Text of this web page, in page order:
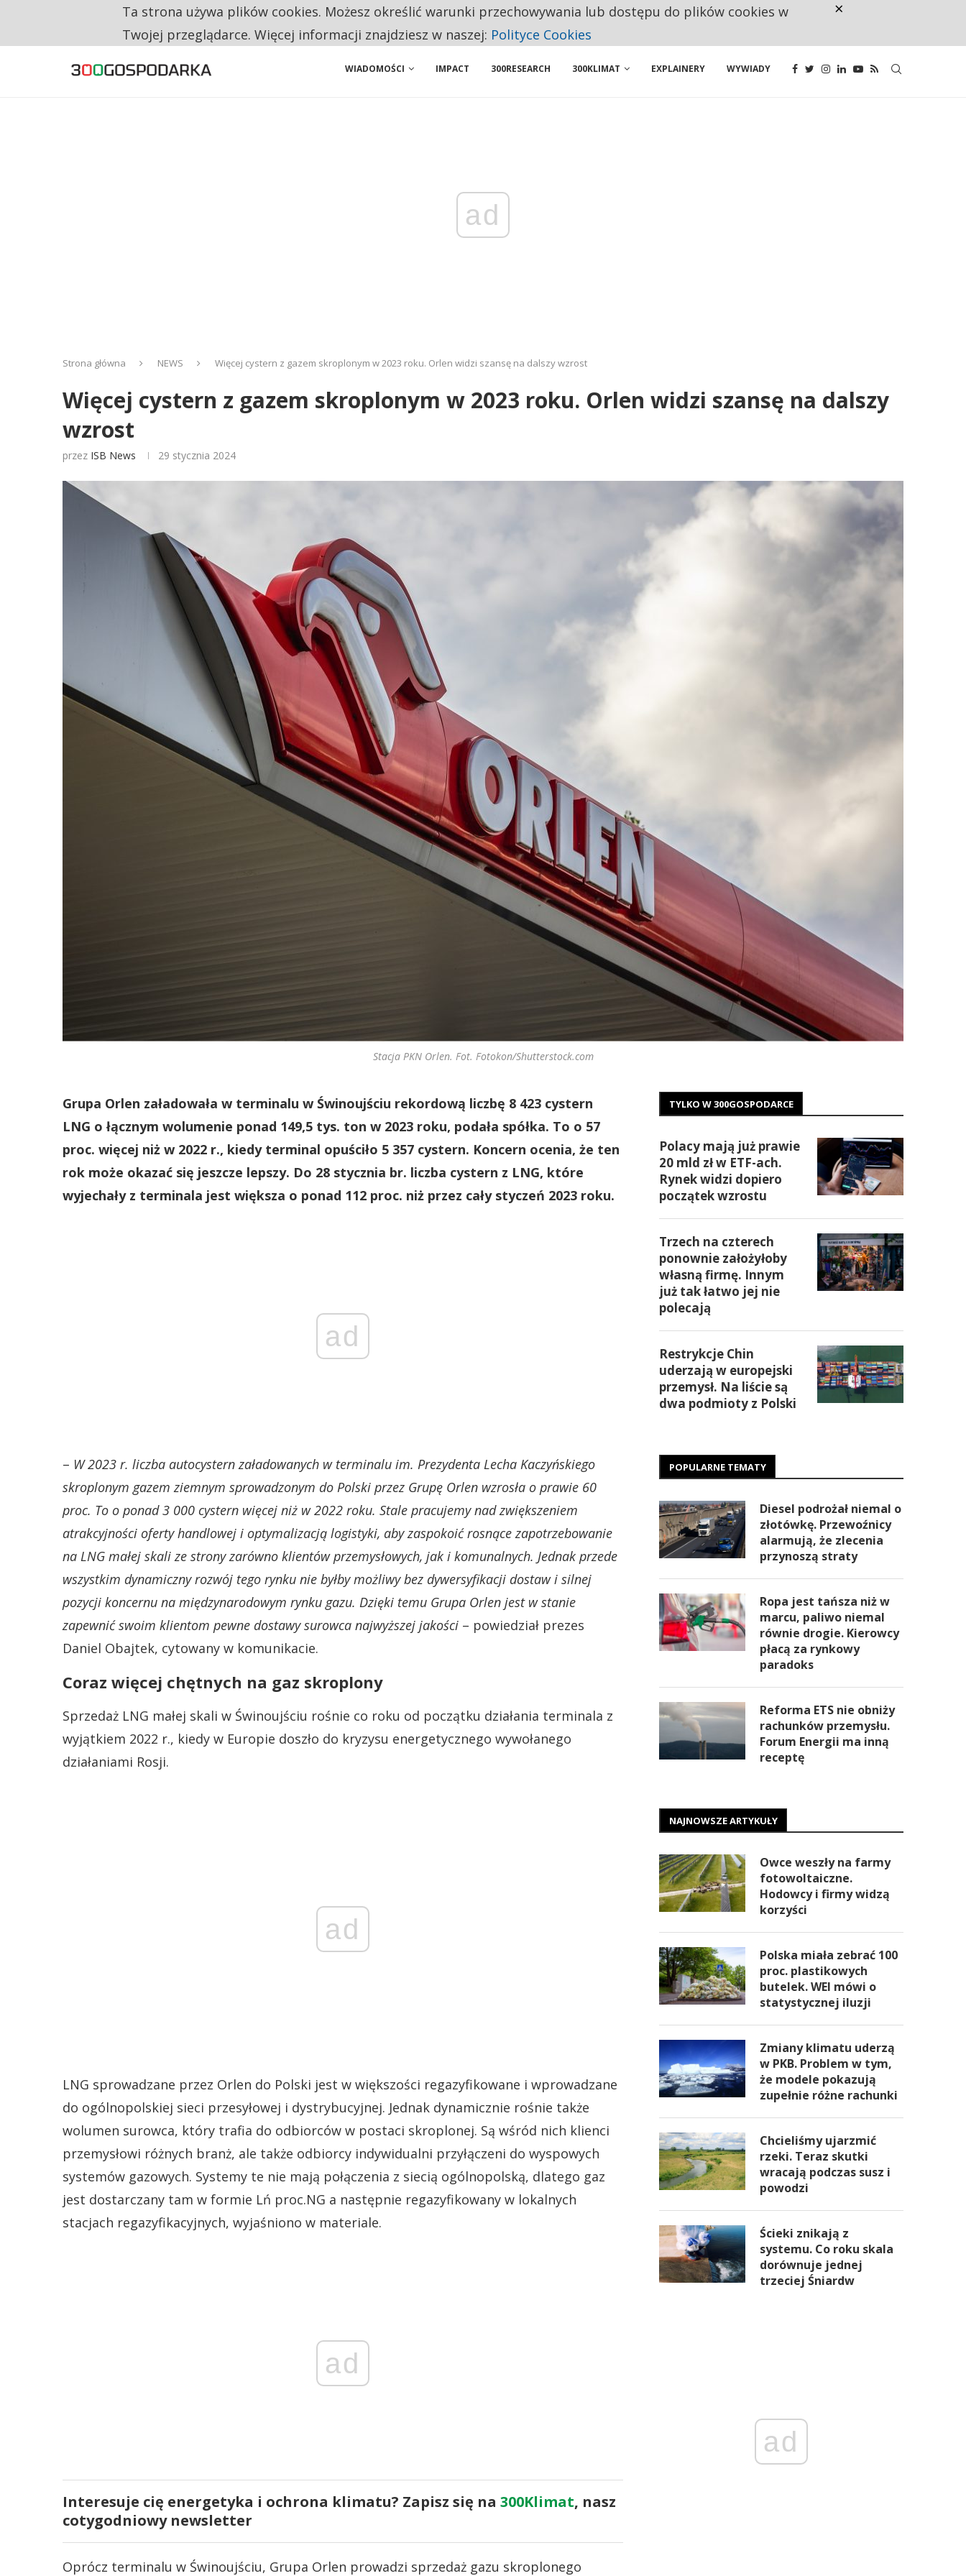
RESTRYKCJE CHIN UDERZAJĄ W EUROPEJSKI PRZEMYSŁ. NA LIŚCIE SĄ DWA PODMIOTY Z POLSKI
WIADOMOŚCI IMPACT 300RESEARCH 300KLIMAT EXPLAINERY WYWIADY
ad
Strona główna NEWS Więcej cystern z gazem skroplonym w 2023 roku. Orlen widzi szansę na dalszy wzrost
Więcej cystern z gazem skroplonym w 2023 roku. Orlen widzi szansę na dalszy
wzrost
przez ISB News 29 stycznia 2024
Stacja PKN Orlen. Fot. Fotokon/Shutterstock.com
Grupa Orlen załadowała w terminalu w Świnoujściu rekordową liczbę 8 423 cystern
LNG o łącznym wolumenie ponad 149,5 tys. ton w 2023 roku, podała spółka. To o 57
proc. więcej niż w 2022 r., kiedy terminal opuściło 5 357 cystern. Koncern ocenia, że ten
rok może okazać się jeszcze lepszy. Do 28 stycznia br. liczba cystern z LNG, które
wyjechały z terminala jest większa o ponad 112 proc. niż przez cały styczeń 2023 roku.
ad
– W 2023 r. liczba autocystern załadowanych w terminalu im. Prezydenta Lecha Kaczyńskiego
skroplonym gazem ziemnym sprowadzonym do Polski przez Grupę Orlen wzrosła o prawie 60
proc. To o ponad 3 000 cystern więcej niż w 2022 roku. Stale pracujemy nad zwiększeniem
atrakcyjności oferty handlowej i optymalizacją logistyki, aby zaspokoić rosnące zapotrzebowanie
na LNG małej skali ze strony zarówno klientów przemysłowych, jak i komunalnych. Jednak przede
wszystkim dynamiczny rozwój tego rynku nie byłby możliwy bez dywersyfikacji dostaw i silnej
pozycji koncernu na międzynarodowym rynku gazu. Dzięki temu Grupa Orlen jest w stanie
zapewnić swoim klientom pewne dostawy surowca najwyższej jakości – powiedział prezes
Daniel Obajtek, cytowany w komunikacie.
Coraz więcej chętnych na gaz skroplony
Sprzedaż LNG małej skali w Świnoujściu rośnie co roku od początku działania terminala z
wyjątkiem 2022 r., kiedy w Europie doszło do kryzysu energetycznego wywołanego
działaniami Rosji.
ad
LNG sprowadzane przez Orlen do Polski jest w większości regazyfikowane i wprowadzane
do ogólnopolskiej sieci przesyłowej i dystrybucyjnej. Jednak dynamicznie rośnie także
wolumen surowca, który trafia do odbiorców w postaci skroplonej. Są wśród nich klienci
przemysłowi różnych branż, ale także odbiorcy indywidualni przyłączeni do wyspowych
systemów gazowych. Systemy te nie mają połączenia z siecią ogólnopolską, dlatego gaz
jest dostarczany tam w formie Lń proc.NG a następnie regazyfikowany w lokalnych
stacjach regazyfikacyjnych, wyjaśniono w materiale.
ad
Interesuje cię energetyka i ochrona klimatu? Zapisz się na 300Klimat, nasz
cotygodniowy newsletter
Oprócz terminalu w Świnoujściu, Grupa Orlen prowadzi sprzedaż gazu skroplonego
TYLKO W 300GOSPODARCE
Polacy mają już prawie
20 mld zł w ETF-ach.
Rynek widzi dopiero
początek wzrostu
Trzech na czterech
ponownie założyłoby
własną firmę. Innym
już tak łatwo jej nie
polecają
Restrykcje Chin
uderzają w europejski
przemysł. Na liście są
dwa podmioty z Polski
POPULARNE TEMATY
Diesel podrożał niemal o
złotówkę. Przewoźnicy
alarmują, że zlecenia
przynoszą straty
Ropa jest tańsza niż w
marcu, paliwo niemal
równie drogie. Kierowcy
płacą za rynkowy
paradoks
Reforma ETS nie obniży
rachunków przemysłu.
Forum Energii ma inną
receptę
NAJNOWSZE ARTYKUŁY
Owce weszły na farmy
fotowoltaiczne.
Hodowcy i firmy widzą
korzyści
Polska miała zebrać 100
proc. plastikowych
butelek. WEI mówi o
statystycznej iluzji
Zmiany klimatu uderzą
w PKB. Problem w tym,
że modele pokazują
zupełnie różne rachunki
Chcieliśmy ujarzmić
rzeki. Teraz skutki
wracają podczas susz i
powodzi
Ścieki znikają z
systemu. Co roku skala
dorównuje jednej
trzeciej Śniardw
ad
Ta strona używa plików cookies. Możesz określić warunki przechowywania lub dostępu do plików cookies w
Twojej przeglądarce. Więcej informacji znajdziesz w naszej: Polityce Cookies
×